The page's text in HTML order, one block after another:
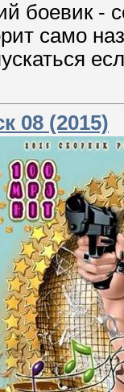
боевик -
само
08 (2015)